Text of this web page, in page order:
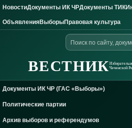
Skip to content
НовостиДокументы ИК ЧРДокументы ТИК
ОбъявленияВыборыПравовая культура
ВЕСТНИКЧеченской
Поиск
по
Документы ИК ЧР (ГАС «Выборы»)
Политические партии
Архив выборов и референдумов